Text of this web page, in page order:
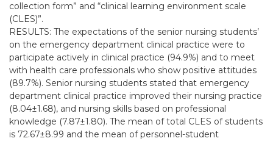
collection form” and “clinical learning environment scale
(CLES)”.
RESULTS: The expectations of the senior nursing students’
on the emergency department clinical practice were to
participate actively in clinical practice (94.9%) and to meet
with health care professionals who show positive attitudes
(89.7%). Senior nursing students stated that emergency
department clinical practice improved their nursing practice
(8.04±1.68), and nursing skills based on professional
knowledge (7.87±1.80). The mean of total CLES of students
is 72.67±8.99 and the mean of personnel-student